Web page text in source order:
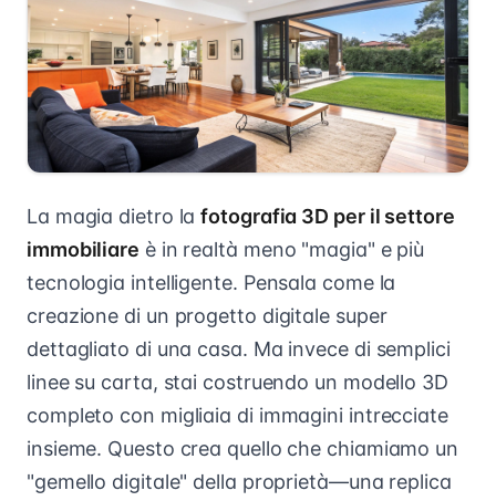
La magia dietro lafotografia 3D per il settore
immobiliare è in realtà meno "magia" e più
tecnologia intelligente. Pensala come la
creazione di un progetto digitale super
dettagliato di una casa. Ma invece di semplici
linee su carta, stai costruendo un modello 3D
completo con migliaia di immagini intrecciate
insieme. Questo crea quello che chiamiamo un
"gemello digitale" della proprietà—una replica